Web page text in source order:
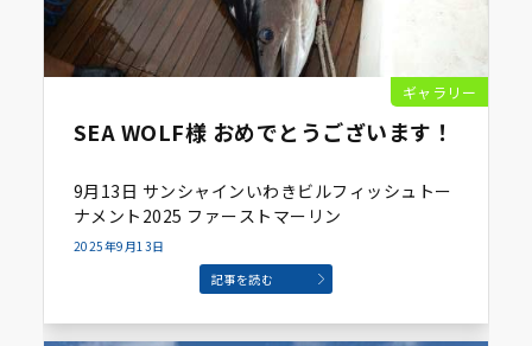
ギャラリー
SEA WOLF様 おめでとうございます！
9月13日 サンシャインいわきビルフィッシュトー
ナメント2025 ファーストマーリン
2025年9月13日
記事を読む